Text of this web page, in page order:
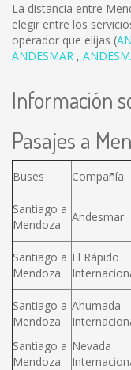
La distancia entre
elegir entre los
operador que elijas (
ANDESMAR ,
Información
Pasajes a
Buses Compañía
Santiago a
Mendoza
Andesmar
Santiago a
Mendoza
El Rápido
Santiago a
Mendoza
Ahumada
Santiago a
Mendoza
Nevada